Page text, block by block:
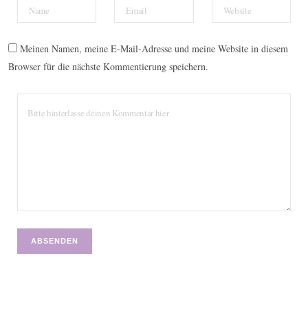
Meinen Namen, meine E-Mail-Adresse und meine Website in diesem
Browser für die nächste Kommentierung speichern.